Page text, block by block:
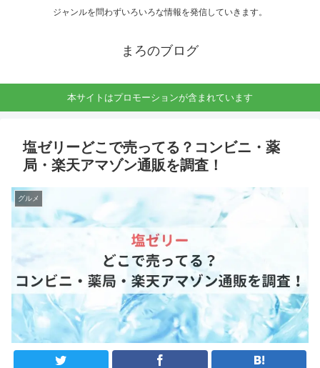
ジャンルを問わずいろいろな情報を発信していきます。
まろのブログ
本サイトはプロモーションが含まれています
塩ゼリーどこで売ってる？コンビニ・薬
局・楽天アマゾン通販を調査！
グルメ